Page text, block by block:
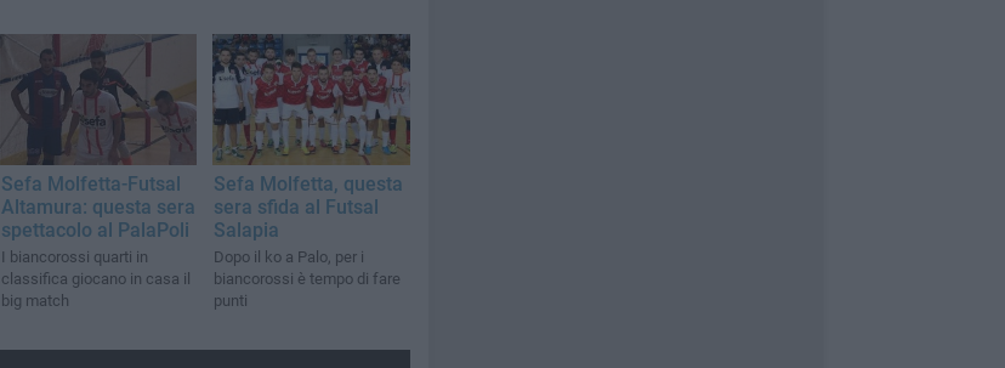
Sefa Molfetta-Futsal
Altamura: questa sera
spettacolo al PalaPoli
I biancorossi quarti in
classifica giocano in casa il
big match
Sefa Molfetta, questa
sera sfida al Futsal
Salapia
Dopo il ko a Palo, per i
biancorossi è tempo di fare
punti